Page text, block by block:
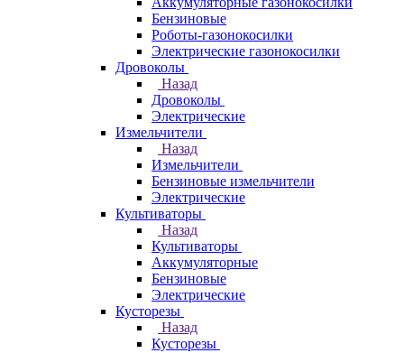
Бензиновые
Роботы-газонокосилки
Электрические газонокосилки
Дровоколы
Назад
Дровоколы
Электрические
Измельчители
Назад
Измельчители
Бензиновые измельчители
Электрические
Культиваторы
Назад
Культиваторы
Аккумуляторные
Бензиновые
Электрические
Кусторезы
Назад
Кусторезы